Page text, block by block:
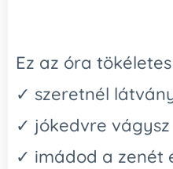
Ez az óra
✓ szeretnél
✓ jókedvre vágysz
✓ imádod a zenét